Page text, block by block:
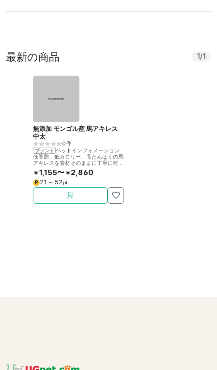
最新の商品 1 /1
無添加 モンゴル産 馬アキレス
中太
0件
ブランド
低脂肪、低カロリー、高たんぱくの馬
アキレスを素材そのままに丁寧に乾燥
させました。噛むことで歯の健康をサ
ポート。
￥ 1,155〜 ￥ 2,860
P 21 〜 52 pt